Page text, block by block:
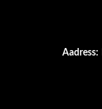
Aadress: